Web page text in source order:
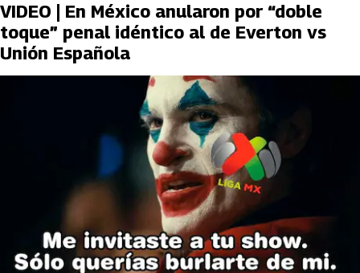
VIDEO | En México anularon por “doble
toque” penal idéntico al de Everton vs
Unión Española